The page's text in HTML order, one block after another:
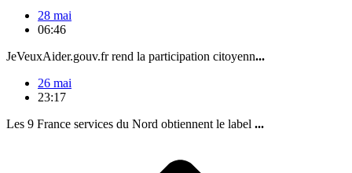
28 mai
06:46
JeVeuxAider.gouv.fr rend la participation citoyenn...
26 mai
23:17
Les 9 France services du Nord obtiennent le label ...